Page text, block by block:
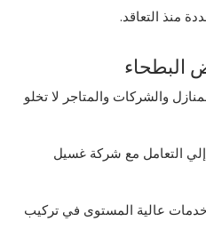
منذ التعاقد.
البطحاء
والشركات والمتاجر لا تخلو
التعامل مع شركة غسيل
عالية المستوى في تركيب